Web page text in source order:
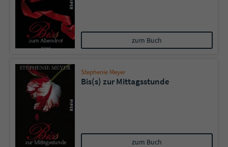
zum Buch
Stephenie Meyer
Bis(s) zur Mittagsstunde
zum Buch
Sicherheitscode des Kontaktformulars zu